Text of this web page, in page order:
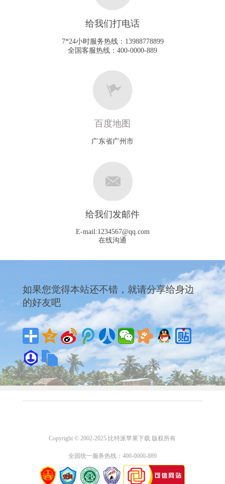
给我们打电话
7*24小时服务热线：13988778899
全国客服热线：400-0000-889
百度地图
广东省广州市
给我们发邮件
E-mail:1234567@qq.com
在线沟通
如果您觉得本站还不错，就请分享给身边
的好友吧
分享成功还有机会获得精美礼品哦
Copyright © 2002-2025 比特派苹果下载 版权所有
全国统一服务热线：400-0000-889